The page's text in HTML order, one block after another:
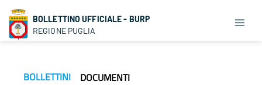
BOLLETTINO UFFICIALE - BURP
REGIONE PUGLIA
BOLLETTINI DOCUMENTI